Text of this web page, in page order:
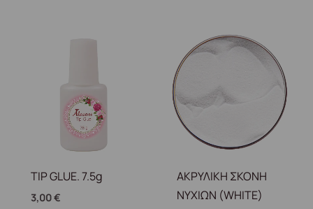
TIP GLUE. 7.5g
3,00€
ΑΚΡΥΛΙΚΗ ΣΚΟΝΗ
ΝΥΧΙΩΝ (WHITE)